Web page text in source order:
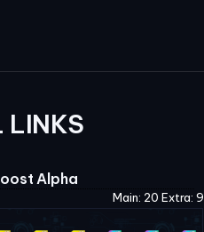
LINKS
Alpha
Main: 20 Extra: 9